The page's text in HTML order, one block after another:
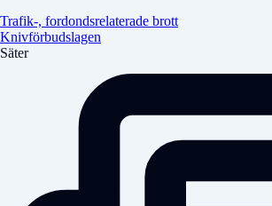
Trafik-, fordondsrelaterade brott
Knivförbudslagen
Säter